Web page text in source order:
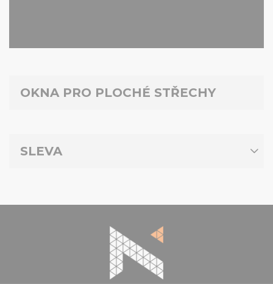
OKNA PRO PLOCHÉ STŘECHY
SLEVA